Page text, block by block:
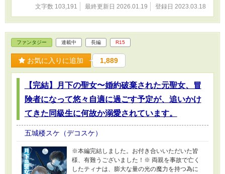
り有難うございます！お読みくださった皆様に
感謝です！
文字数 103,191 最終更新日 2026.01.19 登録日 2023.03.18
ファンタジー 連載中 長編 R15
お気に入りに追加 1,889
【完結】月下の聖女〜婚約破棄された元聖女、冒
険者になって悠々自適に過ごす予定が、追いかけ
てきた同級生に何故か溺愛されています。
五城楼スケ（デコスケ）
※本編完結しました。お付き合いいただいた皆
様、有難うございました！※ 両親を事故で亡く
したティナは、膨大な量の光の魔力を持つ為に